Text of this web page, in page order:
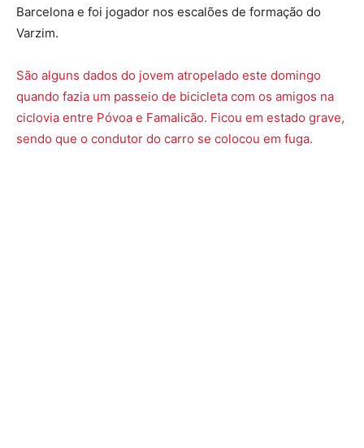
Barcelona e foi jogador nos escalões de formação do
Varzim.
São alguns dados do jovem atropelado este domingo
quando fazia um passeio de bicicleta com os amigos na
ciclovia entre Póvoa e Famalicão. Ficou em estado grave,
sendo que o condutor do carro se colocou em fuga.